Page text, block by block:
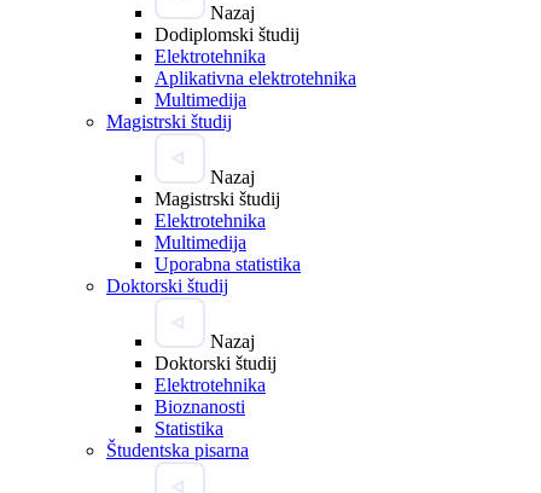
Nazaj
Dodiplomski študij
Elektrotehnika
Aplikativna elektrotehnika
Multimedija
Magistrski študij
Nazaj
Magistrski študij
Elektrotehnika
Multimedija
Uporabna statistika
Doktorski študij
Nazaj
Doktorski študij
Elektrotehnika
Bioznanosti
Statistika
Študentska pisarna